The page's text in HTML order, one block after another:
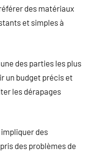
des matériaux
et simples à
des parties les plus
un budget précis et
les dérapages
des
des problèmes de